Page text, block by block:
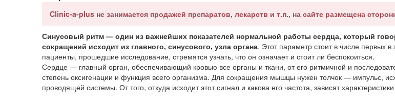
Clinic-a-plus не занимается продажей препаратов, лекарств и т.п., на сайте размещена
Синусовый ритм — один из важнейших показателей нормальной работы сердца, который
сокращений исходит из главного, синусового, узла органа. Этот параметр стоит в числе первых
пациенты, прошедшие исследование, стремятся узнать, что он означает и стоит ли беспокоиться.
Сердце — главный орган, обеспечивающий кровью все органы и ткани, от его ритмичной и
степень оксигенации и функция всего организма. Для сокращения мышцы нужен толчок — импульс,
проводящей системы. От того, откуда исходит этот сигнал и какова его частота, зависят